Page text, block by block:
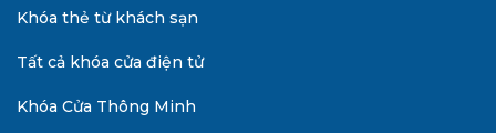
Khóa thẻ từ khách sạn
Tất cả khóa cửa điện tử
Khóa Cửa Thông Minh